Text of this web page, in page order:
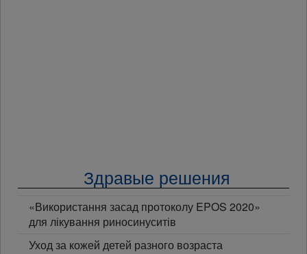
Здравые решения
«Використання засад протоколу EPOS 2020»
для лікування риносинуситів
Уход за кожей детей разного возраста